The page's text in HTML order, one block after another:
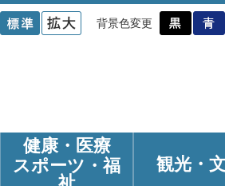
背景色変更
健康・医療
スポーツ・福
観光・